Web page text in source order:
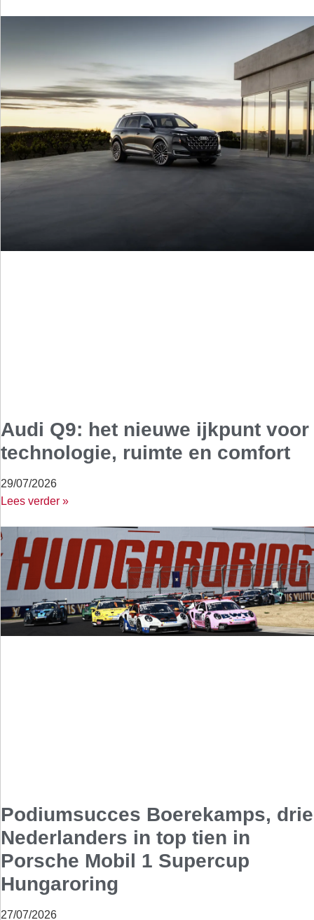
Audi Q9: het nieuwe ijkpunt voor
technologie, ruimte en comfort
29/07/2026
Lees verder »
Podiumsucces Boerekamps, drie
Nederlanders in top tien in
Porsche Mobil 1 Supercup
Hungaroring
27/07/2026